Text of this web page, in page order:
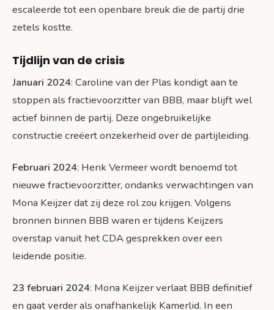
escaleerde tot een openbare breuk die de partij drie
zetels kostte.
Tijdlijn van de crisis
Januari 2024: Caroline van der Plas kondigt aan te
stoppen als fractievoorzitter van BBB, maar blijft wel
actief binnen de partij. Deze ongebruikelijke
constructie creëert onzekerheid over de partijleiding.
Februari 2024: Henk Vermeer wordt benoemd tot
nieuwe fractievoorzitter, ondanks verwachtingen van
Mona Keijzer dat zij deze rol zou krijgen. Volgens
bronnen binnen BBB waren er tijdens Keijzers
overstap vanuit het CDA gesprekken over een
leidende positie.
23 februari 2024: Mona Keijzer verlaat BBB definitief
en gaat verder als onafhankelijk Kamerlid. In een